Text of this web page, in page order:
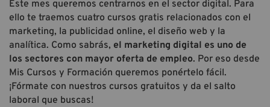
Este mes queremos centrarnos en el sector digital. Para
ello te traemos cuatro cursos gratis relacionados con el
marketing, la publicidad online, el diseño web y la
analítica. Como sabrás, el marketing digital es uno de
los sectores con mayor oferta de empleo. Por eso desde
Mis Cursos y Formación queremos ponértelo fácil.
¡Fórmate con nuestros cursos gratuitos y da el salto
laboral que buscas!